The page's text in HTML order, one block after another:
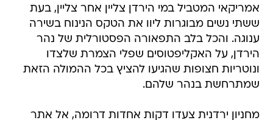
אמריקאי המטביל במי הירדן צליין אחר צליין, בעת
ששתי נשים מבוגרות ליוו את הטקס הנינוח בשירה
ענוגה. והכל בלב התפאורה הפסטורלית של נהר
הירדן, על האקליפטוסים שפלי הצמרת שלצדו
ונוטריות חצופות שהגיעו להציץ בכל ההמולה הזאת
שמתרחשת בנהר שלהם.
מחניון ירדנית צעדו דקות אחדות דרומה, אל אתר